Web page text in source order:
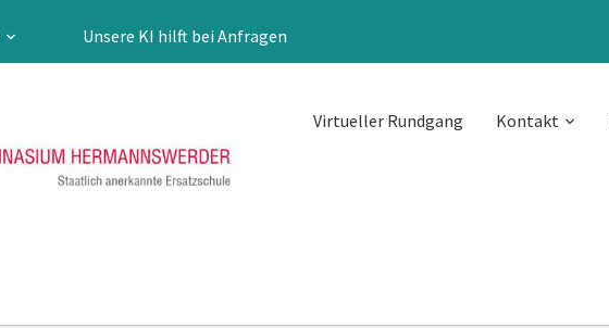
Unsere KI hilft bei Anfragen
Virtueller Rundgang Kontakt